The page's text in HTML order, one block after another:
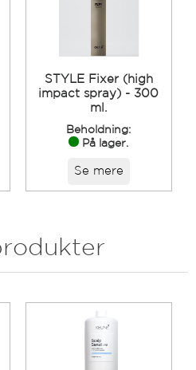
STYLE Fixer (high
impact spray) - 300
ml.
Beholdning:
På lager.
Se mere